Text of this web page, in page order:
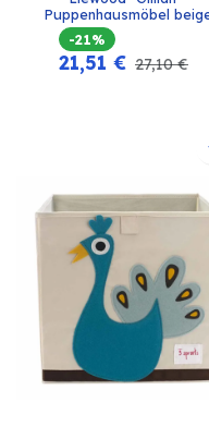
Puppenhausmöbel
-21%
21,51 € 27,10€